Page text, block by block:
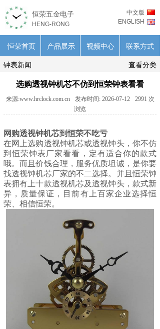
中文版
ENGLISH
恒荣五金电子
HENG-RONG
恒荣首页 产品展示 视频中心 联系方式
查看分类
钟表新闻
选购透视钟机芯不仿到恒荣钟表看看
来源:www.hrclock.com.cn 发布时间: 2026-07-12 2991 次
浏览
网购透视钟机芯到恒荣不吃亏
在网上选购透视钟机芯或透视钟头，你不仿
到恒荣钟表厂家看看，定有适合你的款式
哦。而且价钱合理，服务优质坦诚，是你要
找透视钟机芯厂家的不二选择。并且恒荣钟
表拥有上十款透视机芯及透视钟头，款式新
异，质量保证，目前有上百家企业选择恒
荣、相信恒荣。